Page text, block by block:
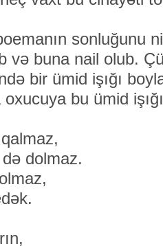
sonluğunu
və buna nail olub.
bir ümid işığı
bu ümid
dolmaz.